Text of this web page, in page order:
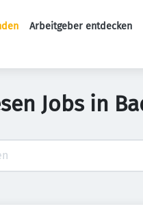
Arbeitgeber entdecken
Jobs in